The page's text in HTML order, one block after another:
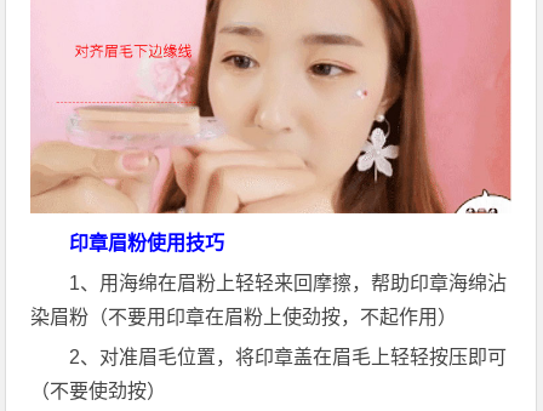
印章眉粉使用技巧
1、用海绵在眉粉上轻轻来回摩擦，帮助印章海绵沾
染眉粉（不要用印章在眉粉上使劲按，不起作用）
2、对准眉毛位置，将印章盖在眉毛上轻轻按压即可
（不要使劲按）